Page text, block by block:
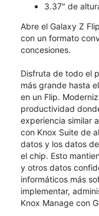
3.37" de
Abre el Galaxy Z
con un formato
concesiones.​​​​​​​
Disfruta de todo el
más grande hasta
en un Flip.
productividad
experiencia similar
con Knox Suite de
datos y los datos
el chip. Esto
y otros datos
informáticos más
implementar,
Knox Manage con